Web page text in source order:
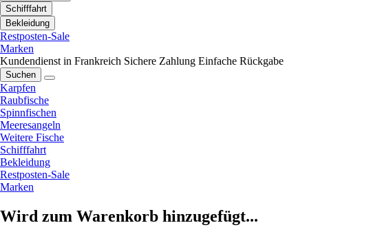
Schifffahrt
Bekleidung
Restposten-Sale
Marken
Kundendienst in Frankreich Sichere Zahlung Einfache Rückgabe
Suchen
Karpfen
Raubfische
Spinnfischen
Meeresangeln
Weitere Fische
Schifffahrt
Bekleidung
Restposten-Sale
Marken
Wird zum Warenkorb hinzugefügt...